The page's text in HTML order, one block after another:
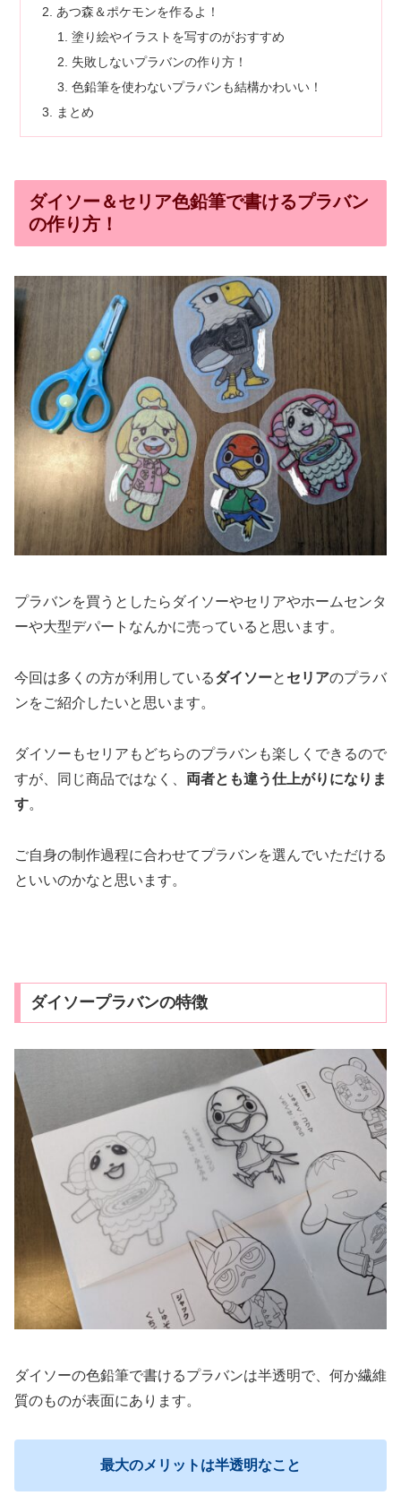
あつ森＆ポケモンを作るよ！
塗り絵やイラストを写すのがおすすめ
失敗しないプラバンの作り方！
色鉛筆を使わないプラバンも結構かわいい！
まとめ
ダイソー＆セリア色鉛筆で書けるプラバン
の作り方！
プラバンを買うとしたらダイソーやセリアやホームセンタ
ーや大型デパートなんかに売っていると思います。
今回は多くの方が利用しているダイソーと セリアのプラバ
ンをご紹介したいと思います。
ダイソーもセリアもどちらのプラバンも楽しくできるので
すが、同じ商品ではなく、 両者とも違う仕上がりになりま
す。
ご自身の制作過程に合わせてプラバンを選んでいただける
といいのかなと思います。
ダイソープラバンの特徴
ダイソーの色鉛筆で書けるプラバンは半透明で、何か繊維
質のものが表面にあります。
最大のメリットは半透明なこと